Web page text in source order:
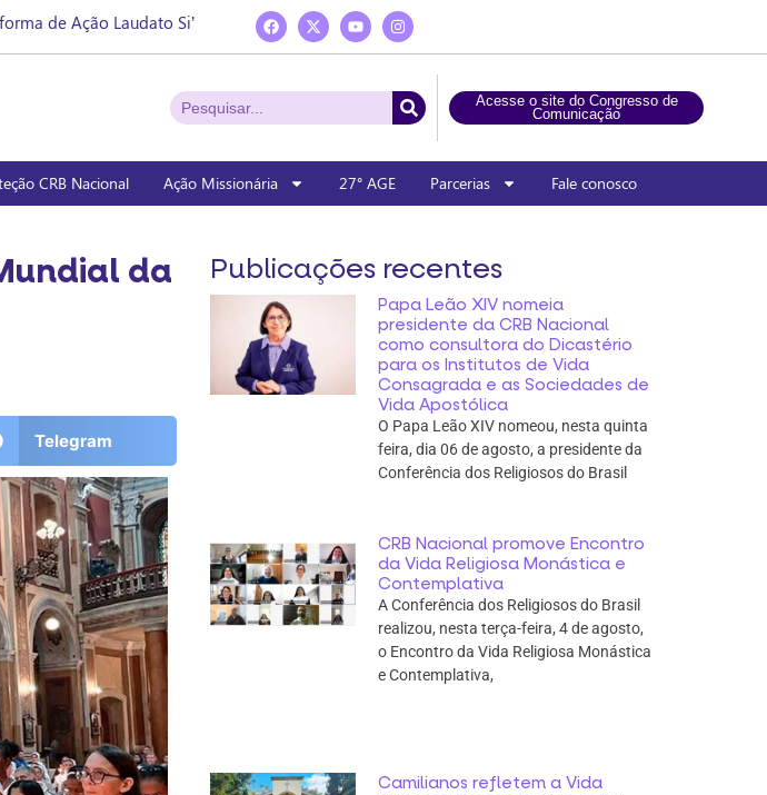
de Ação Laudato Si’
Acesse o site do Congresso de
Comunicação
CRB Nacional Ação Missionária 27° AGE Parcerias Fale conosco
da
Telegram
Publicações recentes
Papa Leão XIV nomeia
presidente da CRB Nacional
como consultora do Dicastério
para os Institutos de Vida
Consagrada e as Sociedades de
Vida Apostólica
O Papa Leão XIV nomeou, nesta quinta
feira, dia 06 de agosto, a presidente da
Conferência dos Religiosos do Brasil
CRB Nacional promove Encontro
da Vida Religiosa Monástica e
Contemplativa
A Conferência dos Religiosos do Brasil
realizou, nesta terça-feira, 4 de agosto,
o Encontro da Vida Religiosa Monástica
e Contemplativa,
Camilianos refletem a Vida